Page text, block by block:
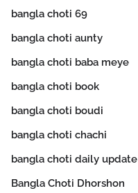
bangla choti 69
bangla choti aunty
bangla choti baba meye
bangla choti book
bangla choti boudi
bangla choti chachi
bangla choti daily update
Bangla Choti Dhorshon